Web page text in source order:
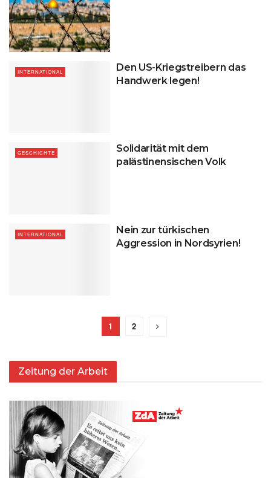
INTERNATIONAL
Den US-Kriegstreibern das
Handwerk legen!
GESCHICHTE
Solidarität mit dem
palästinensischen Volk
INTERNATIONAL
Nein zur türkischen
Aggression in Nordsyrien!
1 2
Zeitung der Arbeit